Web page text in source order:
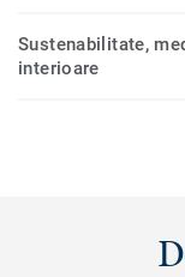
Sustenabilitate,
interioare